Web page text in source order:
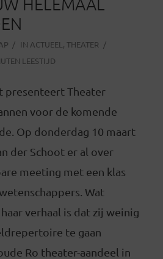
IN ACTUEEL , THEATER
LEESTIJD
presenteert Theater
voor de komende
Op donderdag 10 maart
der Schoot er al over
meeting met een klas
Wat
verhaal is dat zij weinig
te gaan
Ro theater-aandeel in